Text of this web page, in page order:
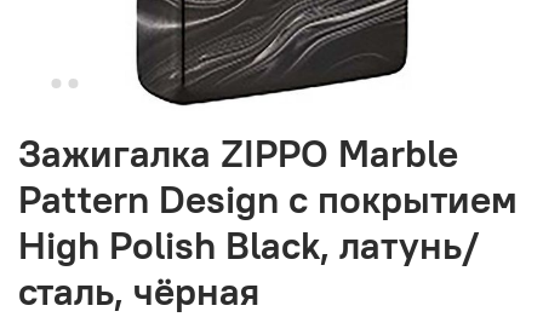
Зажигалка ZIPPO Marble
Pattern Design с покрытием
High Polish Black, латунь/
сталь, чёрная